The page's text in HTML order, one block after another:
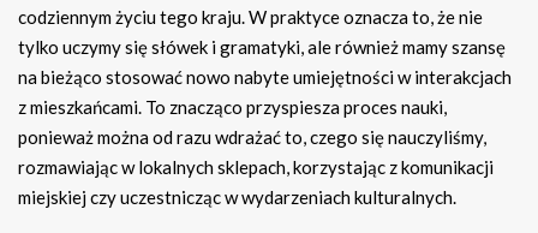
codziennym życiu tego kraju. W praktyce oznacza to, że nie
tylko uczymy się słówek i gramatyki, ale również mamy szansę
na bieżąco stosować nowo nabyte umiejętności w interakcjach
z mieszkańcami. To znacząco przyspiesza proces nauki,
ponieważ można od razu wdrażać to, czego się nauczyliśmy,
rozmawiając w lokalnych sklepach, korzystając z komunikacji
miejskiej czy uczestnicząc w wydarzeniach kulturalnych.